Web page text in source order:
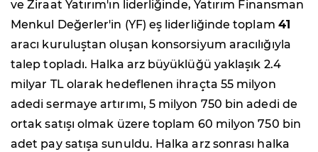
ve Ziraat Yatırım'ın liderliğinde, Yatırım Finansman
Menkul Değerler'in (YF) eş liderliğinde toplam 41
aracı kuruluştan oluşan konsorsiyum aracılığıyla
talep topladı. Halka arz büyüklüğü yaklaşık 2.4
milyar TL olarak hedeflenen ihraçta 55 milyon
adedi sermaye artırımı, 5 milyon 750 bin adedi de
ortak satışı olmak üzere toplam 60 milyon 750 bin
adet pay satışa sunuldu. Halka arz sonrası halka